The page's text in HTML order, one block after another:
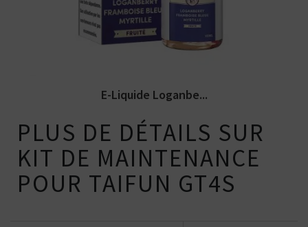
E-Liquide Loganbe...
PLUS DE DÉTAILS SUR
KIT DE MAINTENANCE
POUR TAIFUN GT4S